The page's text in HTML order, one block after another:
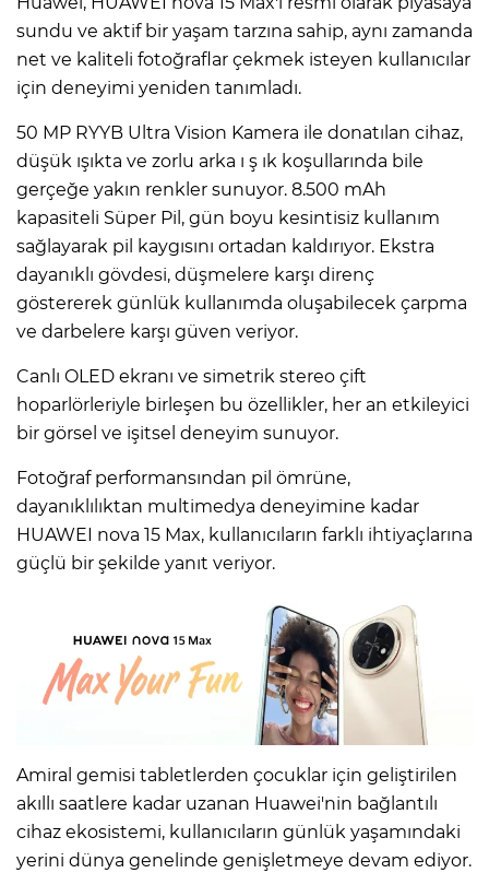
sundu ve aktif bir yaşam tarzına sahip, aynı zamanda
net ve kaliteli fotoğraflar çekmek isteyen kullanıcılar
için deneyimi yeniden tanımladı.
50 MP RYYB Ultra Vision Kamera ile donatılan cihaz,
düşük ışıkta ve zorlu arka ı ş ık koşullarında bile
gerçeğe yakın renkler sunuyor. 8.500 mAh
kapasiteli Süper Pil, gün boyu kesintisiz kullanım
sağlayarak pil kaygısını ortadan kaldırıyor. Ekstra
dayanıklı gövdesi, düşmelere karşı direnç
göstererek günlük kullanımda oluşabilecek çarpma
ve darbelere karşı güven veriyor.
Canlı OLED ekranı ve simetrik stereo çift
hoparlörleriyle birleşen bu özellikler, her an etkileyici
bir görsel ve işitsel deneyim sunuyor.
Fotoğraf performansından pil ömrüne,
dayanıklılıktan multimedya deneyimine kadar
HUAWEI nova 15 Max, kullanıcıların farklı ihtiyaçlarına
güçlü bir şekilde yanıt veriyor.
Amiral gemisi tabletlerden çocuklar için geliştirilen
akıllı saatlere kadar uzanan Huawei'nin bağlantılı
cihaz ekosistemi, kullanıcıların günlük yaşamındaki
yerini dünya genelinde genişletmeye devam ediyor.